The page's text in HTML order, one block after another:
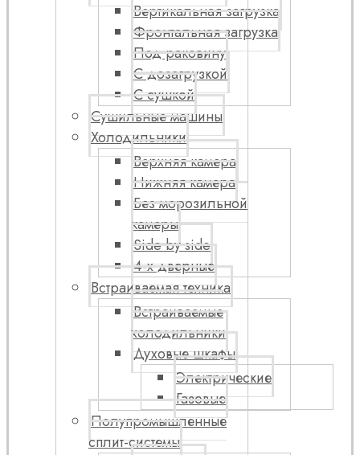
Вертикальная загрузка
Фронтальная загрузка
Под раковину
С дозагрузкой
С сушкой
Сушильные машины
Холодильники
Верхняя камера
Нижняя камера
Без морозильной
камеры
Side by side
4-х дверные
Встраиваемая техника
Встраиваемые
холодильники
Духовые шкафы
Электрические
Газовые
Полупромышленные
сплит-системы